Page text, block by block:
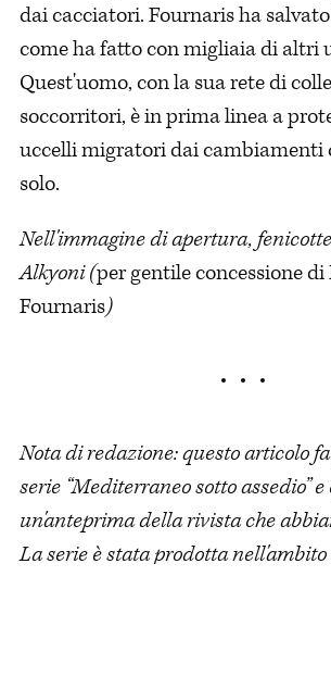
dai cacciatori. Fournaris ha
come ha fatto con migliaia di altri
Quest'uomo, con la sua rete di
soccorritori, è in prima linea a
uccelli migratori dai cambiamenti
solo.
Nell'immagine di apertura,
Alkyoni (per gentile concessione
Fournaris)
Nota di redazione: questo articolo
serie “Mediterraneo sotto assedio” e
un'anteprima della rivista che
La serie è stata prodotta